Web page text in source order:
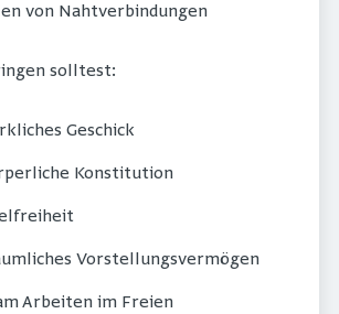
von Nahtverbindungen
solltest:
Geschick
Konstitution
Vorstellungsvermögen
Arbeiten im Freien